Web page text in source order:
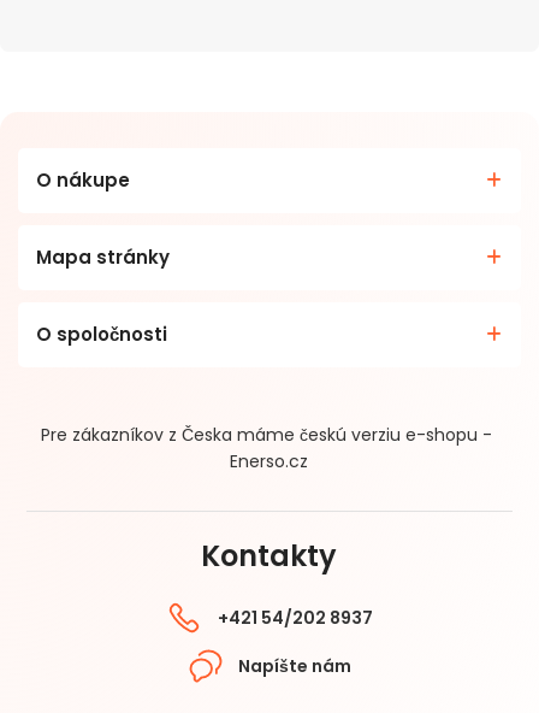
O nákupe
Mapa stránky
O spoločnosti
Pre zákazníkov z Česka máme českú verziu e-shopu -
Enerso.cz
Kontakty
+421 54/202 8937
Napíšte nám